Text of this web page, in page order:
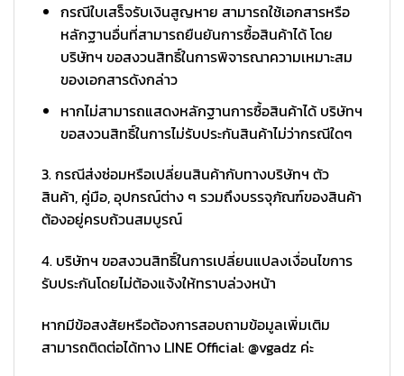
กรณีใบเสร็จรับเงินสูญหาย สามารถใช้เอกสารหรือ
หลักฐานอื่นที่สามารถยืนยันการซื้อสินค้าได้ โดย
บริษัทฯ ขอสงวนสิทธิ์ในการพิจารณาความเหมาะสม
ของเอกสารดังกล่าว
หากไม่สามารถแสดงหลักฐานการซื้อสินค้าได้ บริษัทฯ
ขอสงวนสิทธิ์ในการไม่รับประกันสินค้าไม่ว่ากรณีใดๆ
3. กรณีส่งซ่อมหรือเปลี่ยนสินค้ากับทางบริษัทฯ ตัว
สินค้า, คู่มือ, อุปกรณ์ต่าง ๆ รวมถึงบรรจุภัณฑ์ของสินค้า
ต้องอยู่ครบถ้วนสมบูรณ์
4. บริษัทฯ ขอสงวนสิทธิ์ในการเปลี่ยนแปลงเงื่อนไขการ
รับประกันโดยไม่ต้องแจ้งให้ทราบล่วงหน้า
หากมีข้อสงสัยหรือต้องการสอบถามข้อมูลเพิ่มเติม
สามารถติดต่อได้ทาง LINE Official: @vgadz ค่ะ